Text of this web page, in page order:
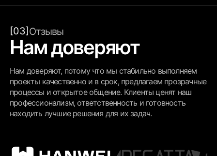
[03]Отзывы
Нам доверяют
Нам доверяют, потому что мы стабильно выполняем
проекты качественно и в срок, предлагаем прозрачные
процессы и открытое общение. Клиенты ценят наш
профессионализм, ответственность и готовность
находить лучшие решения для их задач.